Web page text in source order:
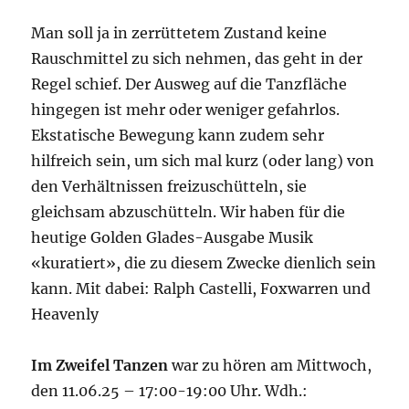
Man soll ja in zerrüttetem Zustand keine
Rauschmittel zu sich nehmen, das geht in der
Regel schief. Der Ausweg auf die Tanzfläche
hingegen ist mehr oder weniger gefahrlos.
Ekstatische Bewegung kann zudem sehr
hilfreich sein, um sich mal kurz (oder lang) von
den Verhältnissen freizuschütteln, sie
gleichsam abzuschütteln. Wir haben für die
heutige Golden Glades-Ausgabe Musik
«kuratiert», die zu diesem Zwecke dienlich sein
kann. Mit dabei: Ralph Castelli, Foxwarren und
Heavenly
Im Zweifel Tanzen war zu hören am Mittwoch,
den 11.06.25 – 17:00-19:00 Uhr. Wdh.: